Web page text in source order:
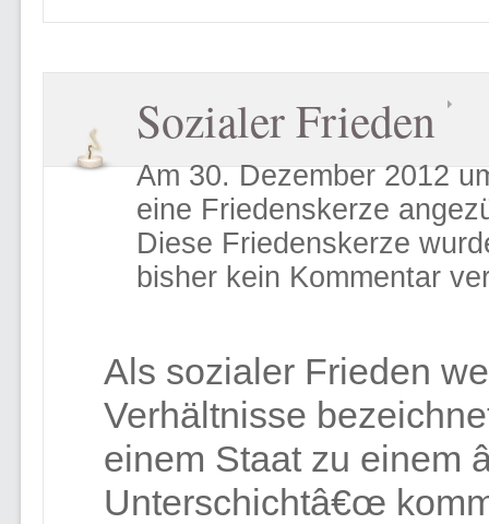
Sozialer Frieden
Am 30. Dezember 2012
eine Friedenskerze
Diese Friedenskerze
bisher kein Kommentar
Als sozialer Frieden
Verhältnisse
einem Staat zu einem
Unterschichtâ€œ